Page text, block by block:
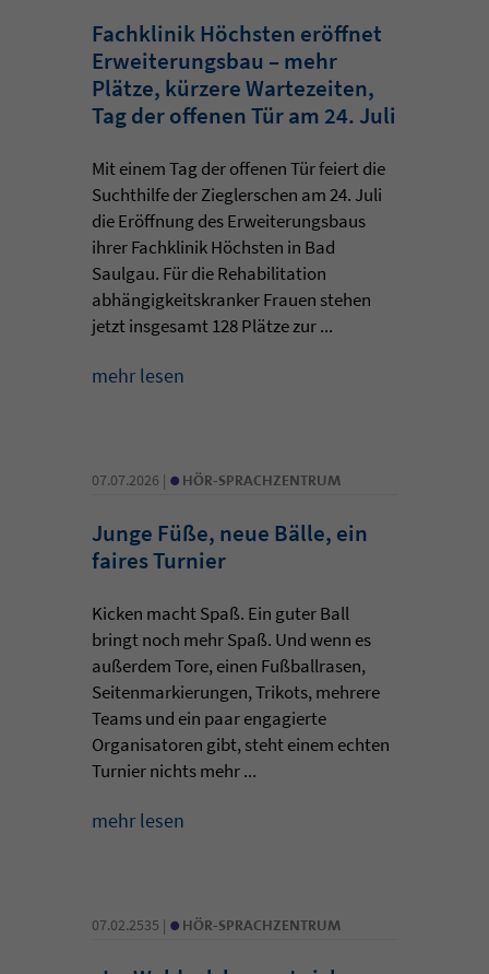
Fachklinik Höchsten eröffnet
Erweiterungsbau – mehr
Plätze, kürzere Wartezeiten,
Tag der offenen Tür am 24. Juli
Mit einem Tag der offenen Tür feiert die
Suchthilfe der Zieglerschen am 24. Juli
die Eröffnung des Erweiterungsbaus
ihrer Fachklinik Höchsten in Bad
Saulgau. Für die Rehabilitation
abhängigkeitskranker Frauen stehen
jetzt insgesamt 128 Plätze zur ...
mehr lesen
07.07.2026 | • HÖR-SPRACHZENTRUM
Junge Füße, neue Bälle, ein
faires Turnier
Kicken macht Spaß. Ein guter Ball
bringt noch mehr Spaß. Und wenn es
außerdem Tore, einen Fußballrasen,
Seitenmarkierungen, Trikots, mehrere
Teams und ein paar engagierte
Organisatoren gibt, steht einem echten
Turnier nichts mehr ...
mehr lesen
07.02.2535 | • HÖR-SPRACHZENTRUM